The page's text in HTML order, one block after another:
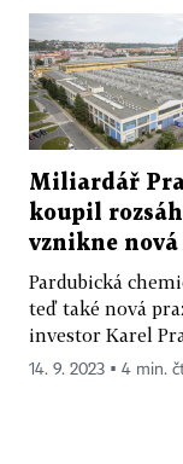
Miliardář
koupil
vznikne
Pardubická
teď také nová
investor Karel
14. 9. 2023 ▪ 4 min.